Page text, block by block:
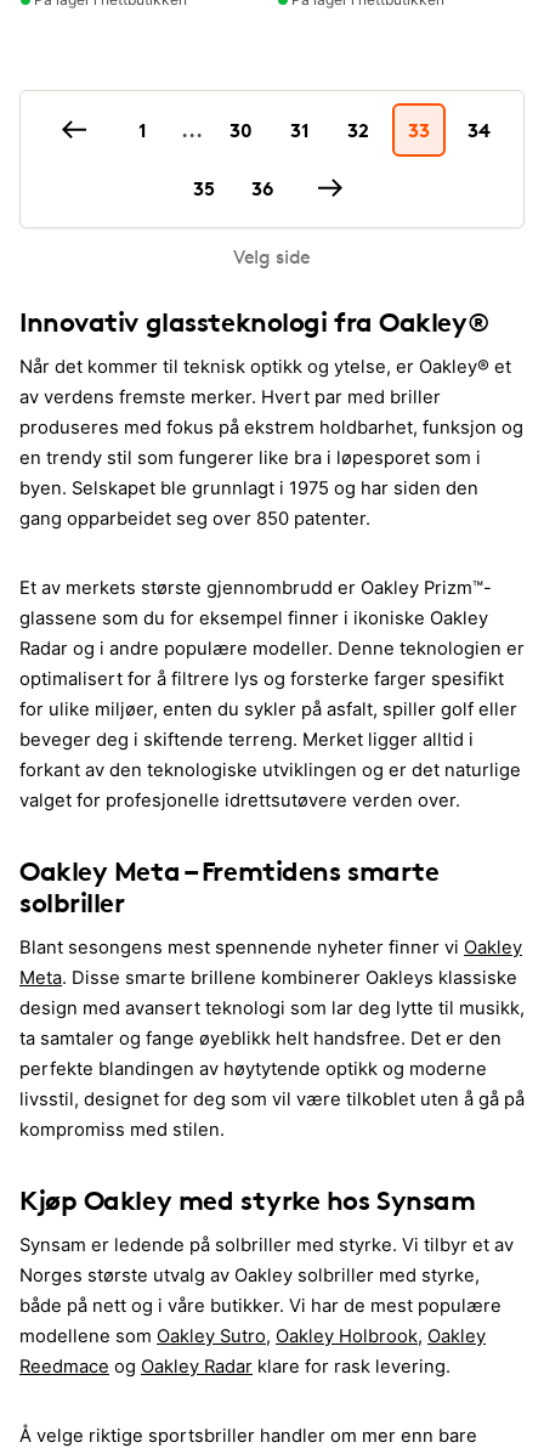
1 ... 30 31 32 33 34
35 36
Velg side
Innovativ glassteknologi fra Oakley®
Når det kommer til teknisk optikk og ytelse, er Oakley® et
av verdens fremste merker. Hvert par med briller
produseres med fokus på ekstrem holdbarhet, funksjon og
en trendy stil som fungerer like bra i løpesporet som i
byen. Selskapet ble grunnlagt i 1975 og har siden den
gang opparbeidet seg over 850 patenter.
Et av merkets største gjennombrudd er Oakley Prizm™-
glassene som du for eksempel finner i ikoniske Oakley
Radar og i andre populære modeller. Denne teknologien er
optimalisert for å filtrere lys og forsterke farger spesifikt
for ulike miljøer, enten du sykler på asfalt, spiller golf eller
beveger deg i skiftende terreng. Merket ligger alltid i
forkant av den teknologiske utviklingen og er det naturlige
valget for profesjonelle idrettsutøvere verden over.
Oakley Meta – Fremtidens smarte
solbriller
Blant sesongens mest spennende nyheter finner vi Oakley
Meta. Disse smarte brillene kombinerer Oakleys klassiske
design med avansert teknologi som lar deg lytte til musikk,
ta samtaler og fange øyeblikk helt handsfree. Det er den
perfekte blandingen av høytytende optikk og moderne
livsstil, designet for deg som vil være tilkoblet uten å gå på
kompromiss med stilen.
Kjøp Oakley med styrke hos Synsam
Synsam er ledende på solbriller med styrke. Vi tilbyr et av
Norges største utvalg av Oakley solbriller med styrke,
både på nett og i våre butikker. Vi har de mest populære
modellene som Oakley Sutro, Oakley Holbrook, Oakley
Reedmace og Oakley Radar klare for rask levering.
Å velge riktige sportsbriller handler om mer enn bare